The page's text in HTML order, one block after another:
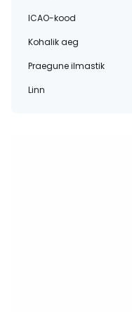
ICAO-kood
Kohalik aeg
Praegune ilmastik
Linn